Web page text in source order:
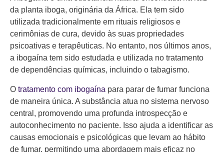
da planta iboga, originária da África. Ela tem sido
utilizada tradicionalmente em rituais religiosos e
cerimônias de cura, devido às suas propriedades
psicoativas e terapêuticas. No entanto, nos últimos anos,
a ibogaína tem sido estudada e utilizada no tratamento
de dependências químicas, incluindo o tabagismo.
O tratamento com ibogaína para parar de fumar funciona
de maneira única. A substância atua no sistema nervoso
central, promovendo uma profunda introspecção e
autoconhecimento no paciente. Isso ajuda a identificar as
causas emocionais e psicológicas que levam ao hábito
de fumar, permitindo uma abordagem mais eficaz no